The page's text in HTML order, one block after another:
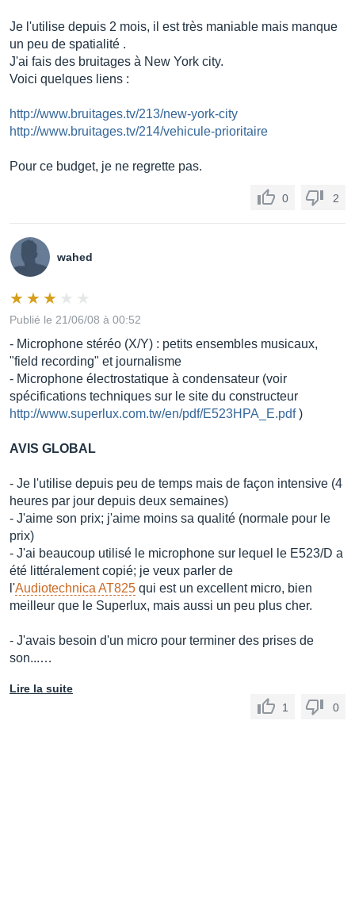
Je l'utilise depuis 2 mois, il est très maniable mais manque
un peu de spatialité .
J'ai fais des bruitages à New York city.
Voici quelques liens :
http://www.bruitages.tv/213/new-york-city
http://www.bruitages.tv/214/vehicule-prioritaire
Pour ce budget, je ne regrette pas.
0 2
wahed
Publié le 21/06/08 à 00:52
- Microphone stéréo (X/Y) : petits ensembles musicaux,
"field recording" et journalisme
- Microphone électrostatique à condensateur (voir
spécifications techniques sur le site du constructeur
http://www.superlux.com.tw/en/pdf/E523HPA_E.pdf)
AVIS GLOBAL
- Je l'utilise depuis peu de temps mais de façon intensive (4
heures par jour depuis deux semaines)
- J'aime son prix; j'aime moins sa qualité (normale pour le
prix)
- J'ai beaucoup utilisé le microphone sur lequel le E523/D a
été littéralement copié; je veux parler de
l'Audiotechnica AT825 qui est un excellent micro, bien
meilleur que le Superlux, mais aussi un peu plus cher.
- J'avais besoin d'un micro pour terminer des prises de
son...…
Lire la suite
1
0